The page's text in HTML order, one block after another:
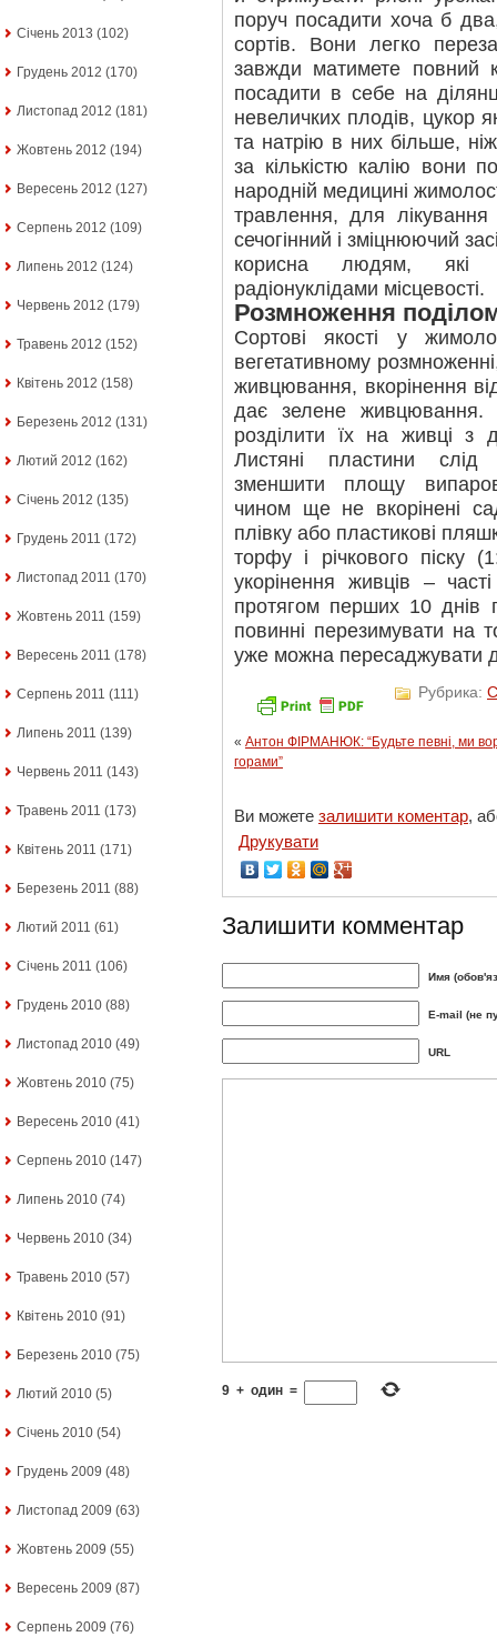
Січень 2013 (102)
Грудень 2012 (170)
Листопад 2012 (181)
Жовтень 2012 (194)
Вересень 2012 (127)
Серпень 2012 (109)
Липень 2012 (124)
Червень 2012 (179)
Травень 2012 (152)
Квітень 2012 (158)
Березень 2012 (131)
Лютий 2012 (162)
Січень 2012 (135)
Грудень 2011 (172)
Листопад 2011 (170)
Жовтень 2011 (159)
Вересень 2011 (178)
Серпень 2011 (111)
Липень 2011 (139)
Червень 2011 (143)
Травень 2011 (173)
Квітень 2011 (171)
Березень 2011 (88)
Лютий 2011 (61)
Січень 2011 (106)
Грудень 2010 (88)
Листопад 2010 (49)
Жовтень 2010 (75)
Вересень 2010 (41)
Серпень 2010 (147)
Липень 2010 (74)
Червень 2010 (34)
Травень 2010 (57)
Квітень 2010 (91)
Березень 2010 (75)
Лютий 2010 (5)
Січень 2010 (54)
Грудень 2009 (48)
Листопад 2009 (63)
Жовтень 2009 (55)
Вересень 2009 (87)
Серпень 2009 (76)
поруч посадити хоча б
сортів. Вони легко
завжди матимете повний
посадити в себе на
невеличких плодів, цукор
та натрію в них більше,
за кількістю калію вони
народній медицині
травлення, для
сечогінний і зміцнюючий
корисна людям, які
радіонуклідами місцевості.
Розмноження
Сортові якості у
вегетативному
живцювання, вкорінення
дає зелене живцювання.
розділити їх на живці з
Листяні пластини
зменшити площу
чином ще не вкорінені
плівку або пластикові
торфу і річкового піску
укорінення живців –
протягом перших 10 днів
повинні перезимувати на
уже можна пересаджувати
Рубрика:
« Антон ФІРМАНЮК: “Будьте певні, ми
горами”
Ви можете залишити коментар,
Друкувати
Залишити комментар
Имя
E-mail (не
URL
9 + один =